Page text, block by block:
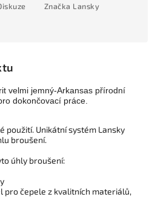
Značka Lansky
velmi jemný-Arkansas přírodní
dokončovací práce.
použití. Unikátní systém Lansky
broušení.
úhly broušení:
pro čepele z kvalitních materiálů,